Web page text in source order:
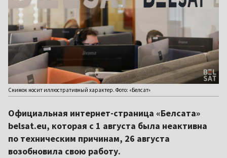
Снимок носит иллюстративный характер. Фото: «Белсат»
Официальная интернет-страница «Белсата»
belsat.eu, которая с 1 августа была неактивна
по техническим причинам, 26 августа
возобновила свою работу.